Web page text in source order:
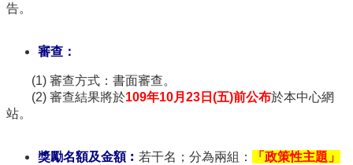
國
灣
染
學
告。
審查：
(1) 審查方式：書面審查。
(2) 審查結果將於109年10月23日(五)前公布於本中心網
站。
獎勵名額及金額︰ 若干名；分為兩組：
「政策性主題」